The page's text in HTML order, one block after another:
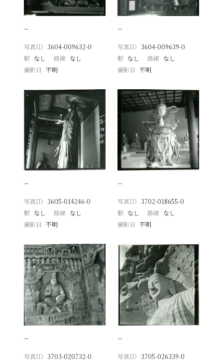
−
写真ID 3604-009632-0
駅 なし 路線 なし
撮影日
不明
−
写真ID 3604-009639-0
駅 なし 路線 なし
撮影日 不明
−
写真ID 3605-014246-0
駅 なし 路線 なし
撮影日
不明
−
写真ID 3702-018655-0
駅 なし 路線 なし
撮影日 不明
−
写真ID 3703-020732-0
−
写真ID 3705-026339-0